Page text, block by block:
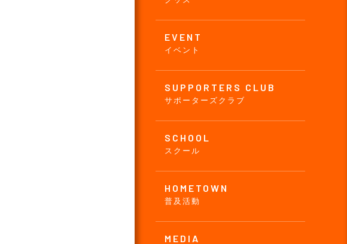
EVENT
イベント
SUPPORTERS CLUB
サポーターズクラブ
SCHOOL
スクール
HOMETOWN
普及活動
MEDIA